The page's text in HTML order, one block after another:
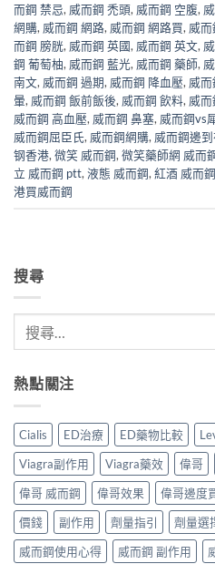
而鋼 禁忌, 威而鋼 禿頭, 威而鋼 空腹,
網購, 威而鋼 網路, 威而鋼 網路買, 威而
而鋼 膀胱, 威而鋼 英國, 威而鋼 英文,
鋼 葡萄柚, 威而鋼 藍光, 威而鋼 藥師,
南文, 威而鋼 過期, 威而鋼 降血壓, 威而
暈, 威而鋼 飯前飯後, 威而鋼 飲料, 威
威而鋼 高血壓, 威而鋼 鼻塞, 威而鋼vs
威而鋼屈臣氏, 威而鋼網購, 威而鋼邊
钢香港, 微笑 威而鋼, 微笑藥師網 威而
立 威而鋼 ptt, 液態 威而鋼, 紅酒 威而鋼
港買威而鋼
搜尋
熱點關注
Cialis ED治療 ED藥物比較
Viagra副作用
Viagra藥效 偉哥
偉哥 威而鋼
偉哥效果 偉哥邊度
價錢
副作用 劑量指引 劑量選
威而鋼使用心得
威而鋼 副作用